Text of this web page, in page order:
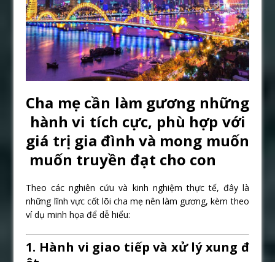
Cha mẹ cần làm gương những
hành vi tích cực, phù hợp với
giá trị gia đình và mong muốn
muốn truyền đạt cho con
Theo các nghiên cứu và kinh nghiệm thực tế, đây là
những lĩnh vực cốt lõi cha mẹ nên làm gương, kèm theo
ví dụ minh họa để dễ hiểu:
1. Hành vi giao tiếp và xử lý xung đ